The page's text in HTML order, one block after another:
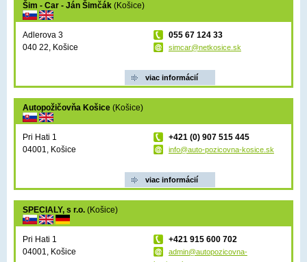
Šim - Car - Ján Šimčák (Košice)
Adlerova 3
040 22, Košice
055 67 124 33
simcar@netkosice.sk
viac informácií
Autopožičovňa Košice (Košice)
Pri Hati 1
04001, Košice
+421 (0) 907 515 445
info@auto-pozicovna-kosice.sk
viac informácií
SPECIALY, s r.o. (Košice)
Pri Hati 1
04001, Košice
+421 915 600 702
admin@autopozicovna-